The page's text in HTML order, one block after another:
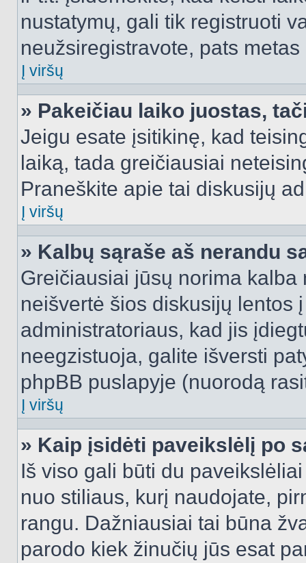
nustatymų, gali tik registruoti
neužsiregistravote, pats
Į viršų
» Pakeičiau laiko juostas,
Jeigu esate įsitikinę, kad
laiką, tada greičiausiai
Praneškite apie tai diskusijų
Į viršų
» Kalbų sąraše aš nerandu
Greičiausiai jūsų norima
neišvertė šios diskusijų lentos
administratoriaus, kad jis
neegzistuoja, galite išversti
phpBB puslapyje (nuorodą
Į viršų
» Kaip įsidėti paveikslėlį po
Iš viso gali būti du
nuo stiliaus, kurį naudojate,
rangu. Dažniausiai tai būna
parodo kiek žinučių jūs esat